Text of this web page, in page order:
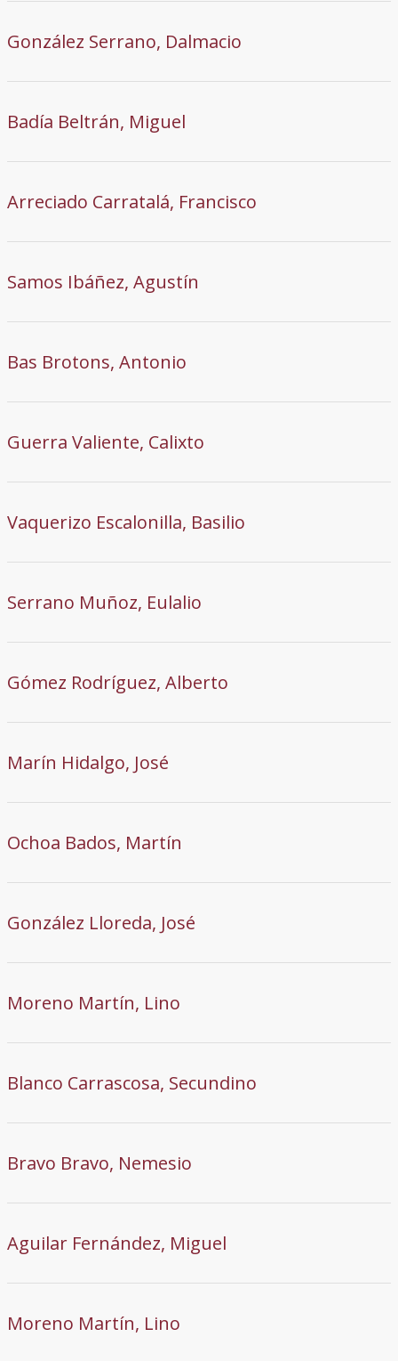
González Serrano, Dalmacio
Badía Beltrán, Miguel
Arreciado Carratalá, Francisco
Samos Ibáñez, Agustín
Bas Brotons, Antonio
Guerra Valiente, Calixto
Vaquerizo Escalonilla, Basilio
Serrano Muñoz, Eulalio
Gómez Rodríguez, Alberto
Marín Hidalgo, José
Ochoa Bados, Martín
González Lloreda, José
Moreno Martín, Lino
Blanco Carrascosa, Secundino
Bravo Bravo, Nemesio
Aguilar Fernández, Miguel
Moreno Martín, Lino